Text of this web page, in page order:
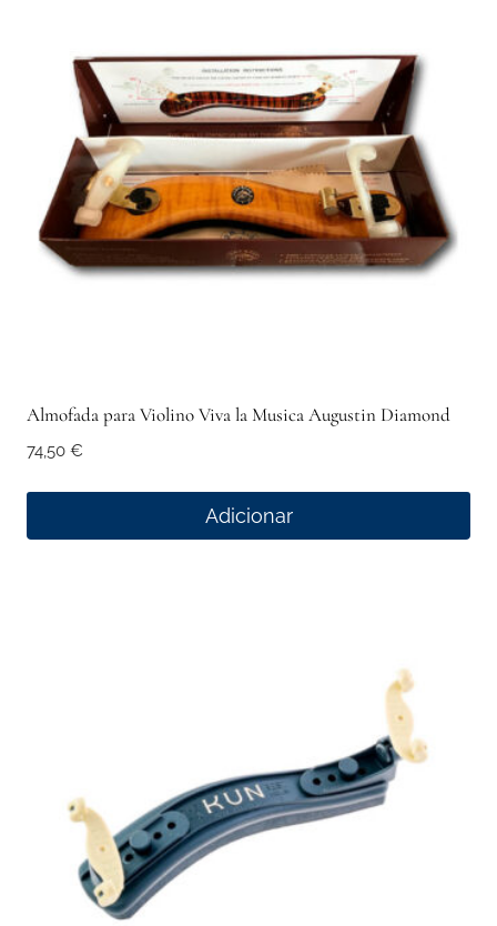
Almofada para Violino Viva la Musica Augustin Diamond
74,50 €
Adicionar